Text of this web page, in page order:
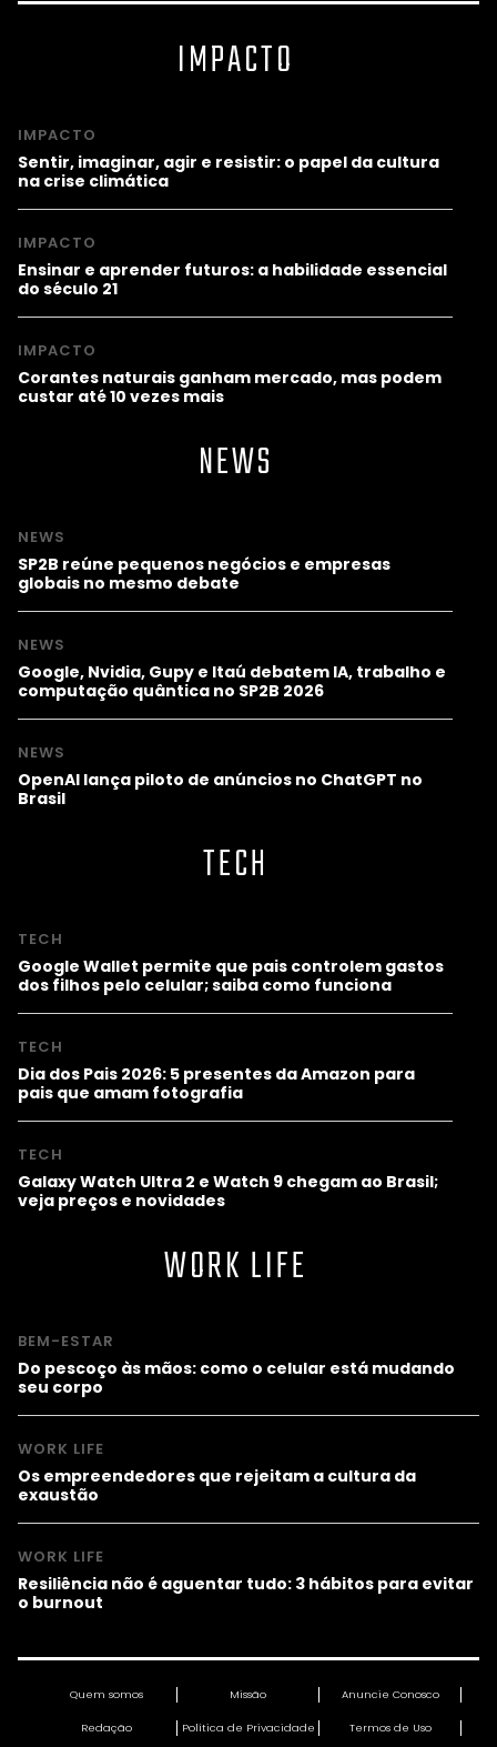
IMPACTO
IMPACTO
Sentir, imaginar, agir e resistir: o papel da cultura
na crise climática
IMPACTO
Ensinar e aprender futuros: a habilidade essencial
do século 21
IMPACTO
Corantes naturais ganham mercado, mas podem
custar até 10 vezes mais
NEWS
NEWS
SP2B reúne pequenos negócios e empresas
globais no mesmo debate
NEWS
Google, Nvidia, Gupy e Itaú debatem IA, trabalho e
computação quântica no SP2B 2026
NEWS
OpenAI lança piloto de anúncios no ChatGPT no
Brasil
TECH
TECH
Google Wallet permite que pais controlem gastos
dos filhos pelo celular; saiba como funciona
TECH
Dia dos Pais 2026: 5 presentes da Amazon para
pais que amam fotografia
TECH
Galaxy Watch Ultra 2 e Watch 9 chegam ao Brasil;
veja preços e novidades
WORK LIFE
BEM-ESTAR
Do pescoço às mãos: como o celular está mudando
seu corpo
WORK LIFE
Os empreendedores que rejeitam a cultura da
exaustão
WORK LIFE
Resiliência não é aguentar tudo: 3 hábitos para evitar
o burnout
Quem somos Missão Anuncie Conosco
Redação Política de Privacidade Termos de Uso